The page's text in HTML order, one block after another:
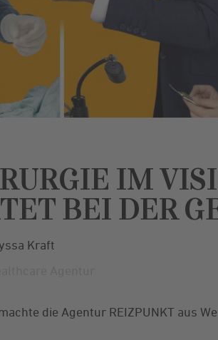
IM
BEI DER
Kraft
die Agentur REIZPUNKT aus